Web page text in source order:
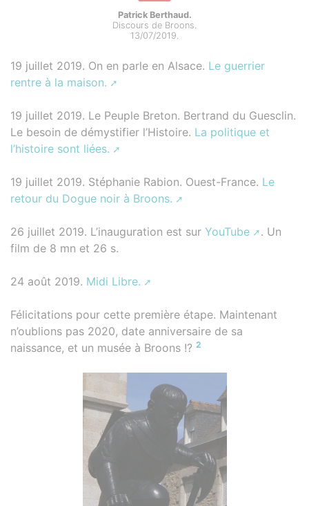
Patrick Berthaud.
Discours de Broons.
13/07/2019.
19 juillet 2019. On en parle en Alsace. Le guerrier
rentre à la maison.
19 juillet 2019. Le Peuple Breton. Bertrand du Guesclin.
Le besoin de démystifier l’Histoire. La politique et
l’histoire sont liées.
19 juillet 2019. Stéphanie Rabion. Ouest-France. Le
retour du Dogue noir à Broons.
26 juillet 2019. L’inauguration est sur YouTube
. Un
film de 8 mn et 26 s.
24 août 2019. Midi Libre.
Félicitations pour cette première étape. Maintenant
n’oublions pas 2020, date anniversaire de sa
naissance, et un musée à Broons !? 2